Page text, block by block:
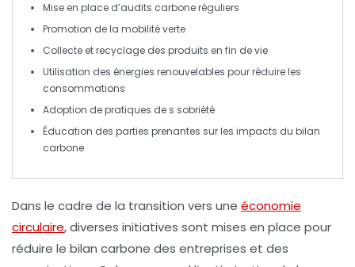
Mise en place d’audits carboneréguliers
Promotion de la mobilité verte
Collecte etrecyclage des produits en fin de vie
Utilisation des énergies renouvelables pour réduire les
consommations
Adoption de pratiques de s sobriété
Éducation des parties prenantes sur les impacts du bilan
carbone
Dans le cadre de la transition vers une économie
circulaire, diverses initiatives sont mises en place pour
réduire le bilan carbone des entreprises et des